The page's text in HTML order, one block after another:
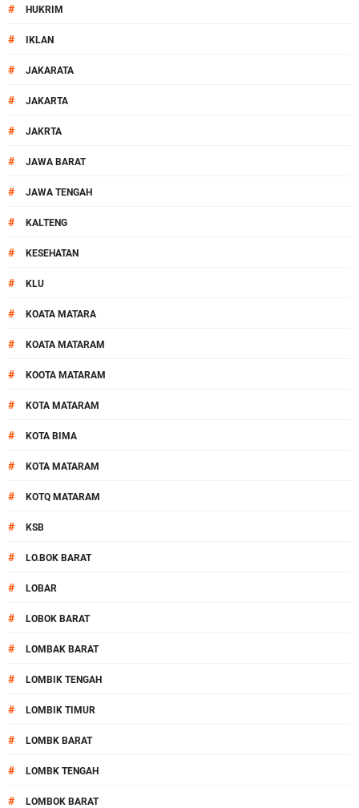
# HUKRIM
# IKLAN
# JAKARATA
# JAKARTA
# JAKRTA
# JAWA BARAT
# JAWA TENGAH
# KALTENG
# KESEHATAN
# KLU
# KOATA MATARA
# KOATA MATARAM
# KOOTA MATARAM
# KOTA MATARAM
# KOTA BIMA
# KOTA MATARAM
# KOTQ MATARAM
# KSB
# LO.BOK BARAT
# LOBAR
# LOBOK BARAT
# LOMBAK BARAT
# LOMBIK TENGAH
# LOMBIK TIMUR
# LOMBK BARAT
# LOMBK TENGAH
# LOMBOK BARAT